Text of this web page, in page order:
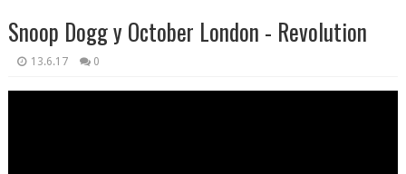
Snoop Dogg y October London - Revolution
13.6.17 0